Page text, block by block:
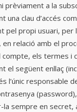
prèviament a la
una clau d’accés
pel propi usuari, per
en relació amb el
compte, els termes
el següent enllaç
l’únic responsable
la sempre en secret,